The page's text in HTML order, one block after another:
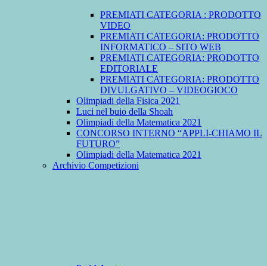
PREMIATI CATEGORIA : PRODOTTO
VIDEO
PREMIATI CATEGORIA: PRODOTTO
INFORMATICO – SITO WEB
PREMIATI CATEGORIA: PRODOTTO
EDITORIALE
PREMIATI CATEGORIA: PRODOTTO
DIVULGATIVO – VIDEOGIOCO
Olimpiadi della Fisica 2021
Luci nel buio della Shoah
Olimpiadi della Matematica 2021
CONCORSO INTERNO “APPLI-CHIAMO IL
FUTURO”
Olimpiadi della Matematica 2021
Archivio Competizioni